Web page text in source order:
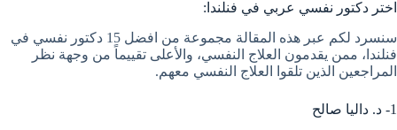
اختر دكتور نفسي عربي في فنلندا:
سنسرد لكم عبر هذه المقالة مجموعة من افضل 15 دكتور نفسي في
فنلندا، ممن يقدمون العلاج النفسي، والأعلى تقييماً من وجهة نظر
المراجعين الذين تلقوا العلاج النفسي معهم.
1- د. داليا صالح